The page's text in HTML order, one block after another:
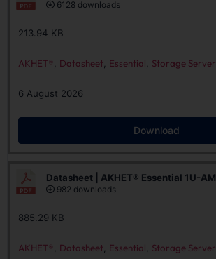
6128 downloads
213.94 KB
AKHET® Datasheet Essential Storage Server
6 August 2026
Download
Datasheet | AKHET® Essential 1U-
982 downloads
885.29 KB
AKHET® Datasheet Essential Storage Server